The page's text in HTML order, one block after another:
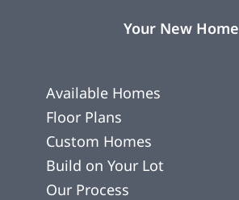
Your New Home
Available Homes
Floor Plans
Custom Homes
Build on Your Lot
Our Process